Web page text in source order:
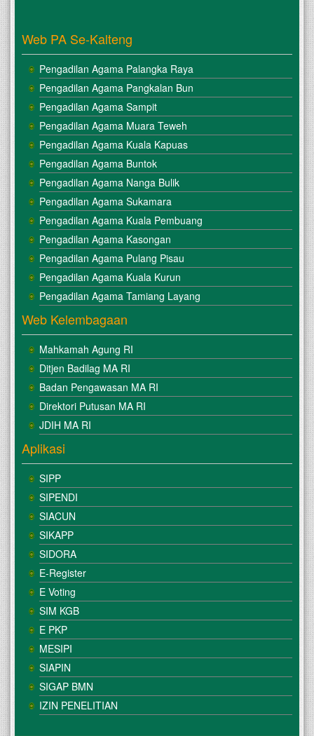
Web PA Se-Kalteng
Pengadilan Agama Palangka Raya
Pengadilan Agama Pangkalan Bun
Pengadilan Agama Sampit
Pengadilan Agama Muara Teweh
Pengadilan Agama Kuala Kapuas
Pengadilan Agama Buntok
Pengadilan Agama Nanga Bulik
Pengadilan Agama Sukamara
Pengadilan Agama Kuala Pembuang
Pengadilan Agama Kasongan
Pengadilan Agama Pulang Pisau
Pengadilan Agama Kuala Kurun
Pengadilan Agama Tamiang Layang
Web Kelembagaan
Mahkamah Agung RI
Ditjen Badilag MA RI
Badan Pengawasan MA RI
Direktori Putusan MA RI
JDIH MA RI
Aplikasi
SIPP
SIPENDI
SIACUN
SIKAPP
SIDORA
E-Register
E Voting
SIM KGB
E PKP
MESIPI
SIAPIN
SIGAP BMN
IZIN PENELITIAN